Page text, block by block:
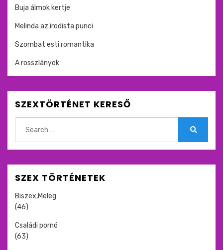
Buja álmok kertje
Melinda az irodista punci
Szombat esti romantika
A rosszlányok
SZEXTÖRTÉNET KERESŐ
for:
SZEX TÖRTÉNETEK
Biszex,Meleg
(46)
Családi pornó
(63)